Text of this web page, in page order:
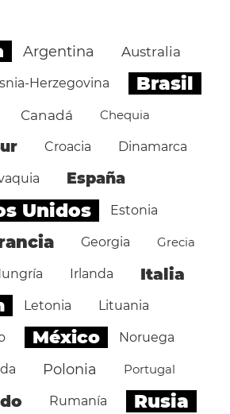
Argentina Australia
Herzegovina Brasil
Canadá Chequia
Croacia Dinamarca
España
Unidos Estonia
Georgia Grecia
Irlanda Italia
Letonia Lituania
México Noruega
Polonia Portugal
Rumanía Rusia